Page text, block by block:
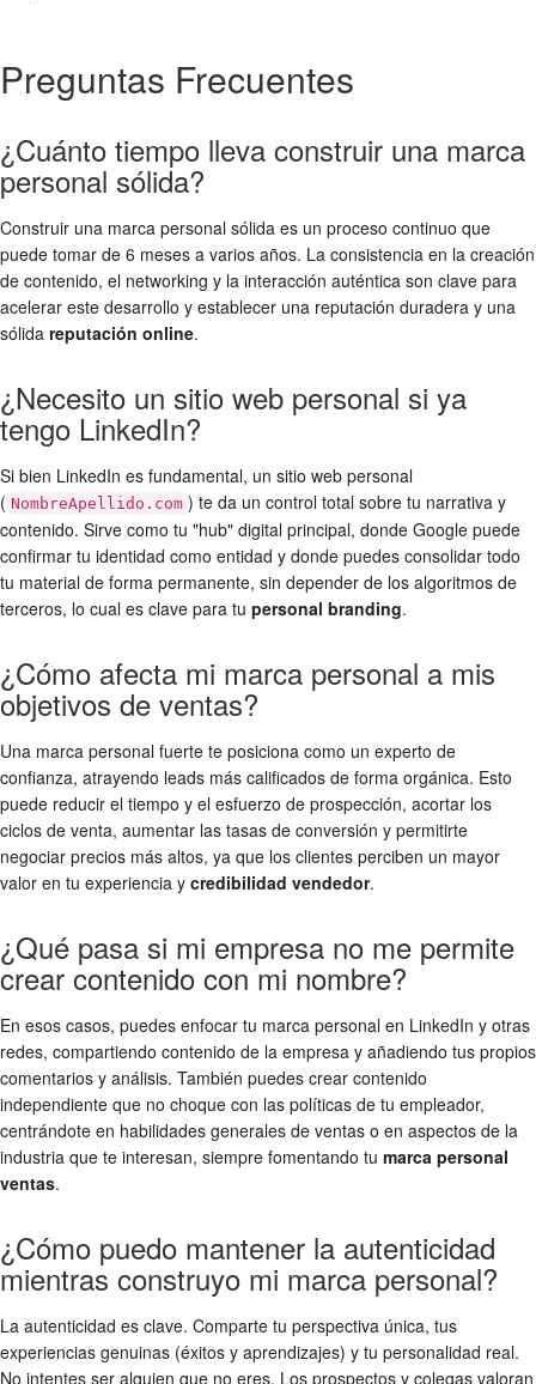
Preguntas Frecuentes
¿Cuánto tiempo lleva construir una marca
personal sólida?
Construir una marca personal sólida es un proceso continuo que
puede tomar de 6 meses a varios años. La consistencia en la creación
de contenido, el networking y la interacción auténtica son clave para
acelerar este desarrollo y establecer una reputación duradera y una
sólida reputación online.
¿Necesito un sitio web personal si ya
tengo LinkedIn?
Si bien LinkedIn es fundamental, un sitio web personal
( NombreApellido.com ) te da un control total sobre tu narrativa y
contenido. Sirve como tu "hub" digital principal, donde Google puede
confirmar tu identidad como entidad y donde puedes consolidar todo
tu material de forma permanente, sin depender de los algoritmos de
terceros, lo cual es clave para tu personal branding.
¿Cómo afecta mi marca personal a mis
objetivos de ventas?
Una marca personal fuerte te posiciona como un experto de
confianza, atrayendo leads más calificados de forma orgánica. Esto
puede reducir el tiempo y el esfuerzo de prospección, acortar los
ciclos de venta, aumentar las tasas de conversión y permitirte
negociar precios más altos, ya que los clientes perciben un mayor
valor en tu experiencia y credibilidad vendedor.
¿Qué pasa si mi empresa no me permite
crear contenido con mi nombre?
En esos casos, puedes enfocar tu marca personal en LinkedIn y otras
redes, compartiendo contenido de la empresa y añadiendo tus propios
comentarios y análisis. También puedes crear contenido
independiente que no choque con las políticas de tu empleador,
centrándote en habilidades generales de ventas o en aspectos de la
industria que te interesan, siempre fomentando tu marca personal
ventas.
¿Cómo puedo mantener la autenticidad
mientras construyo mi marca personal?
La autenticidad es clave. Comparte tu perspectiva única, tus
experiencias genuinas (éxitos y aprendizajes) y tu personalidad real.
No intentes ser alguien que no eres. Los prospectos y colegas valoran